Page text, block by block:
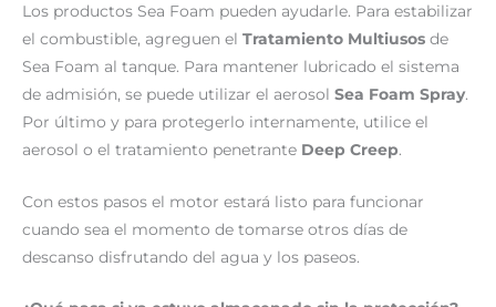
Los productos Sea Foam pueden ayudarle. Para estabilizar
el combustible, agreguen el Tratamiento Multiusos de
Sea Foam al tanque. Para mantener lubricado el sistema
de admisión, se puede utilizar el aerosol Sea Foam Spray.
Por último y para protegerlo internamente, utilice el
aerosol o el tratamiento penetrante Deep Creep.
Con estos pasos el motor estará listo para funcionar
cuando sea el momento de tomarse otros días de
descanso disfrutando del agua y los paseos.